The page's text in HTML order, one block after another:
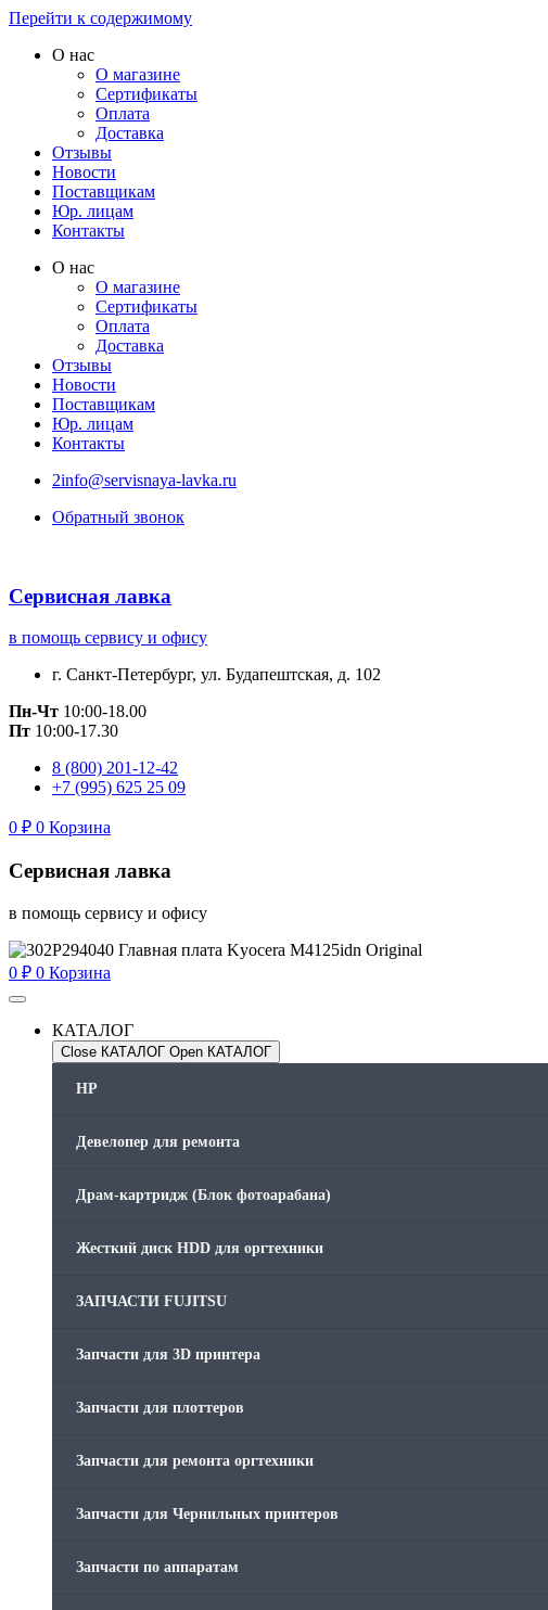
Перейти к содержимому
О нас
О магазине
Сертификаты
Оплата
Доставка
Отзывы
Новости
Поставщикам
Юр. лицам
Контакты
О нас
О магазине
Сертификаты
Оплата
Доставка
Отзывы
Новости
Поставщикам
Юр. лицам
Контакты
2info@servisnaya-lavka.ru
Обратный звонок
Сервисная лавка
в помощь сервису и офису
г. Санкт-Петербург, ул. Будапештская, д. 102
Пн-Чт 10:00-18.00
Пт 10:00-17.30
8 (800) 201-12-42
+7 (995) 625 25 09
0 ₽ 0 Корзина
Сервисная лавка
в помощь сервису и офису
0 ₽ 0 Корзина
КАТАЛОГ
Close КАТАЛОГ Open КАТАЛОГ
HP
Девелопер для ремонта
Драм-картридж (Блок фотоарабана)
Жесткий диск HDD для оргтехники
ЗАПЧАСТИ FUJITSU
Запчасти для 3D принтера
Запчасти для плоттеров
Запчасти для ремонта оргтехники
Запчасти для Чернильных принтеров
Запчасти по аппаратам